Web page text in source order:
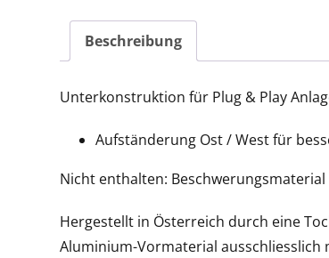
Beschreibung
Unterkonstruktion für Plug & Play
Aufständerung Ost / West für
Nicht enthalten: Beschwerungsmaterial
Hergestellt in Österreich durch eine
Aluminium-Vormaterial